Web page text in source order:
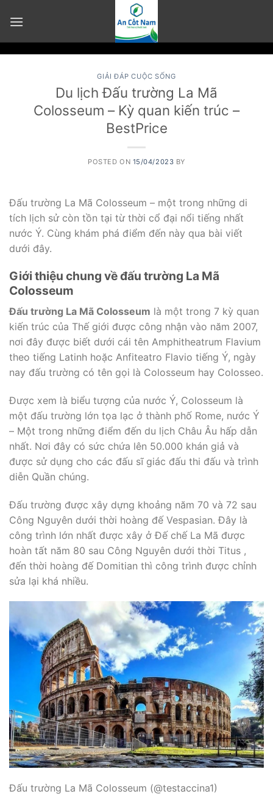
GIẢI ĐÁP CUỘC SỐNG
Du lịch Đấu trường La Mã
Colosseum – Kỳ quan kiến trúc –
BestPrice
POSTED ON 15/04/2023 BY
Đấu trường La Mã Colosseum – một trong những di
tích lịch sử còn tồn tại từ thời cổ đại nổi tiếng nhất
nước Ý. Cùng khám phá điểm đến này qua bài viết
dưới đây.
Giới thiệu chung về đấu trường La Mã
Colosseum
Đấu trường La Mã Colosseum là một trong 7 kỳ quan
kiến trúc của Thế giới được công nhận vào năm 2007,
nơi đây được biết dưới cái tên Amphitheatrum Flavium
theo tiếng Latinh hoặc Anfiteatro Flavio tiếng Ý, ngày
nay đấu trường có tên gọi là Colosseum hay Colosseo.
Được xem là biểu tượng của nước Ý, Colosseum là
một đấu trường lớn tọa lạc ở thành phố Rome, nước Ý
– Một trong những điểm đến du lịch Châu Âu hấp dẫn
nhất. Nơi đây có sức chứa lên 50.000 khán giả và
được sử dụng cho các đấu sĩ giác đấu thi đấu và trình
diễn Quần chúng.
Đấu trường được xây dựng khoảng năm 70 và 72 sau
Công Nguyên dưới thời hoàng đế Vespasian. Đây là
công trình lớn nhất được xây ở Đế chế La Mã được
hoàn tất năm 80 sau Công Nguyên dưới thời Titus ,
đến thời hoàng đế Domitian thì công trình được chỉnh
sửa lại khá nhiều.
Đấu trường La Mã Colosseum (@testaccina1)